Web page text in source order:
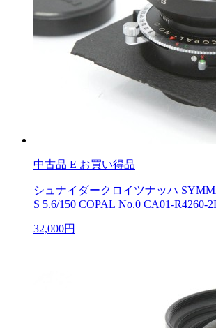
中古品 E お買い得品
シュナイダークロイツナッハ
S 5.6/150 COPAL No.0 CA01-R4260-
32,000円